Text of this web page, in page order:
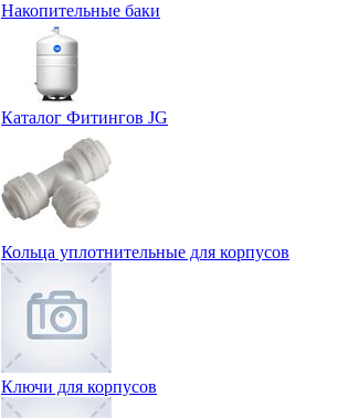
Накопительные баки
Каталог Фитингов JG
Кольца уплотнительные для корпусов
Ключи для корпусов